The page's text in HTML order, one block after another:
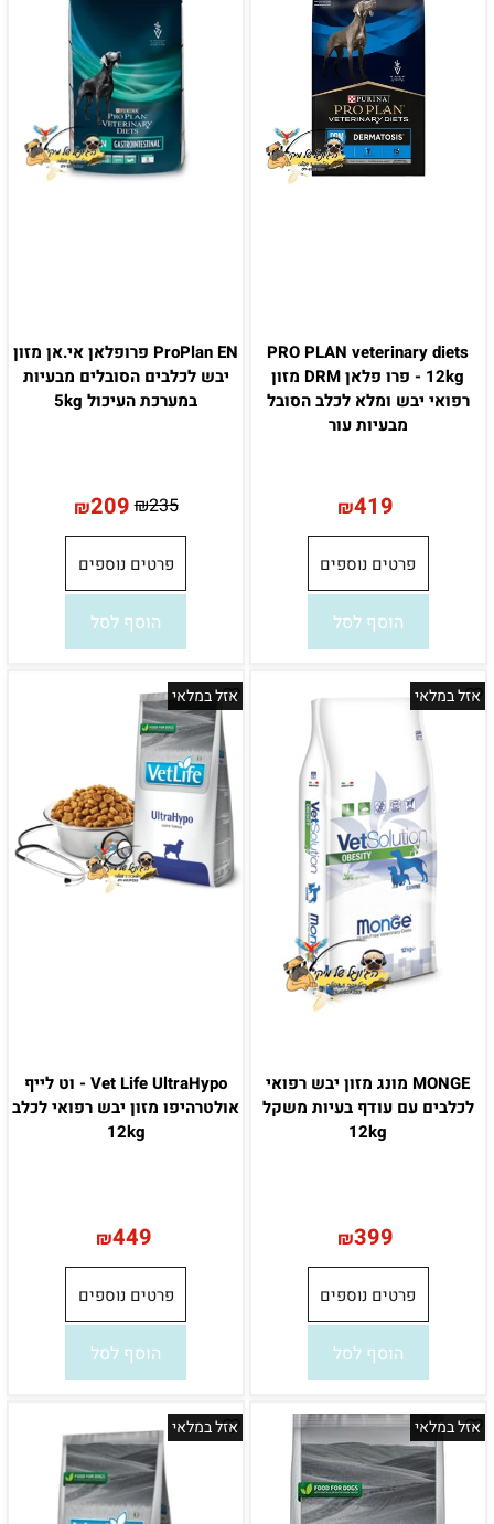
PRO PLAN veterinary diets
12kg - פרו פלאן DRM מזון
רפואי יבש ומלא לכלב הסובל
מבעיות עור
₪419
פרטים נוספים
הוסף לסל
ProPlan EN פרופלאן אי.אן מזון
יבש לכלבים הסובלים מבעיות
במערכת העיכול 5kg
₪235
₪209
פרטים נוספים
הוסף לסל
אזל במלאי
MONGE מונג מזון יבש רפואי
לכלבים עם עודף בעיות משקל
12kg
₪399
פרטים נוספים
הוסף לסל
אזל במלאי
Vet Life UltraHypo - וט לייף
אולטרהיפו מזון יבש רפואי לכלב
12kg
₪449
פרטים נוספים
הוסף לסל
אזל במלאי אזל במלאי